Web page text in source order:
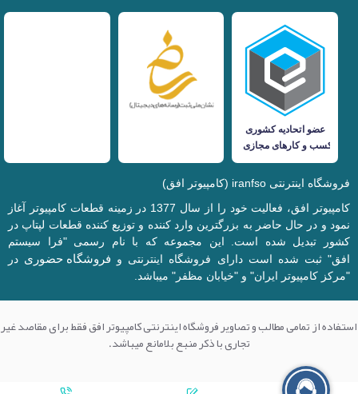
فروشگاه اینترنتی iranfso (کامپیوتر افق)
کامپیوتر افق، فعالیت خود را از سال 1377 در زمینه قطعات کامپیوتر آغاز
نمود و در حال حاضر به بزرگترین وارد کننده و توزیع کننده قطعات لپتاپ در
کشور تبدیل شده است. این مجموعه که با نام رسمی "فرا سیستم
افق" ثبت شده است دارای فروشگاه اینترنتی و فروشگاه حضوری در
"مرکز کامپیوتر ایران" و "خیابان مظفر" میباشد.
استفاده از تمامی مطالب و تصاویر فروشگاه اینترنتی کامپیوتر افق فقط برای مقاصد غیر
تجاری با ذکر منبع بلامانع میباشد.